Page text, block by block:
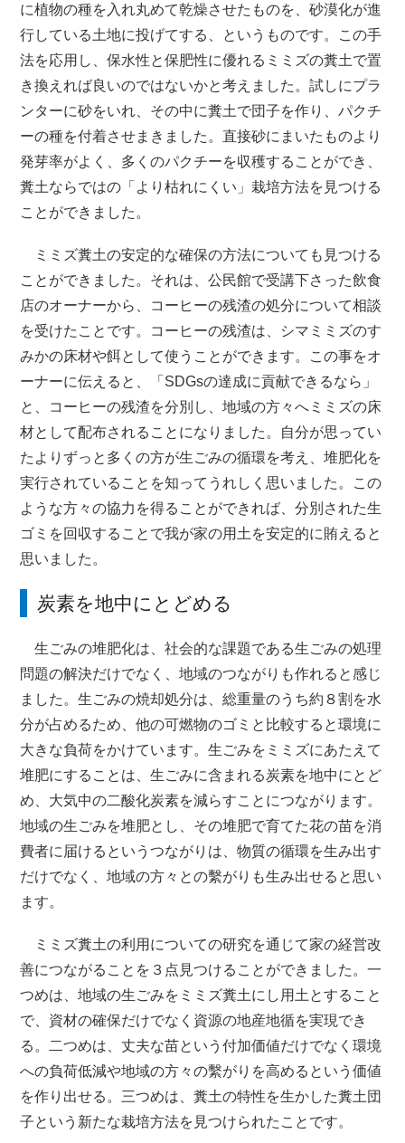
に植物の種を入れ丸めて乾燥させたものを、砂漠化が進
行している土地に投げてする、というものです。この手
法を応用し、保水性と保肥性に優れるミミズの糞土で置
き換えれば良いのではないかと考えました。試しにプラ
ンターに砂をいれ、その中に糞土で団子を作り、パクチ
ーの種を付着させまきました。直接砂にまいたものより
発芽率がよく、多くのパクチーを収穫することができ、
糞土ならではの「より枯れにくい」栽培方法を見つける
ことができました。
ミミズ糞土の安定的な確保の方法についても見つける
ことができました。それは、公民館で受講下さった飲食
店のオーナーから、コーヒーの残渣の処分について相談
を受けたことです。コーヒーの残渣は、シマミミズのす
みかの床材や餌として使うことができます。この事をオ
ーナーに伝えると、「SDGsの達成に貢献できるなら」
と、コーヒーの残渣を分別し、地域の方々へミミズの床
材として配布されることになりました。自分が思ってい
たよりずっと多くの方が生ごみの循環を考え、堆肥化を
実行されていることを知ってうれしく思いました。この
ような方々の協力を得ることができれば、分別された生
ゴミを回収することで我が家の用土を安定的に賄えると
思いました。
炭素を地中にとどめる
生ごみの堆肥化は、社会的な課題である生ごみの処理
問題の解決だけでなく、地域のつながりも作れると感じ
ました。生ごみの焼却処分は、総重量のうち約８割を水
分が占めるため、他の可燃物のゴミと比較すると環境に
大きな負荷をかけています。生ごみをミミズにあたえて
堆肥にすることは、生ごみに含まれる炭素を地中にとど
め、大気中の二酸化炭素を減らすことにつながります。
地域の生ごみを堆肥とし、その堆肥で育てた花の苗を消
費者に届けるというつながりは、物質の循環を生み出す
だけでなく、地域の方々との繫がりも生み出せると思い
ます。
ミミズ糞土の利用についての研究を通じて家の経営改
善につながることを３点見つけることができました。一
つめは、地域の生ごみをミミズ糞土にし用土とすること
で、資材の確保だけでなく資源の地産地循を実現でき
る。二つめは、丈夫な苗という付加価値だけでなく環境
への負荷低減や地域の方々の繫がりを高めるという価値
を作り出せる。三つめは、糞土の特性を生かした糞土団
子という新たな栽培方法を見つけられたことです。